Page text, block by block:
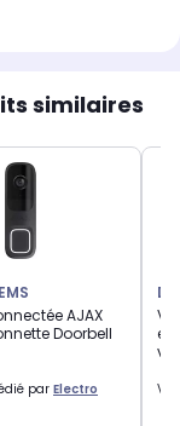
similaires
AJAX
Doorbell
par Electro